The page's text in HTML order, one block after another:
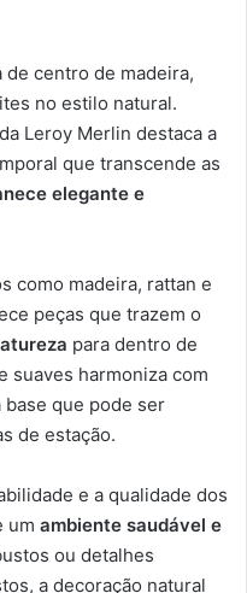
Leroy Merlin destaca a
que transcende as
elegante e
como madeira, rattan e
peças que trazem o
para dentro de
suaves harmoniza com
que pode ser
de estação.
e a qualidade dos
um ambiente saudável e
ou detalhes
a decoração natural